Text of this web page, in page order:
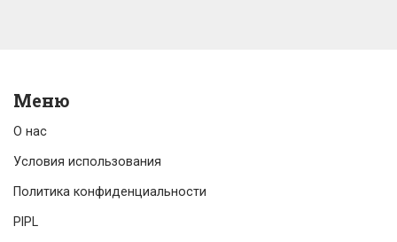
Меню
О нас
Условия использования
Политика конфиденциальности
PIPL